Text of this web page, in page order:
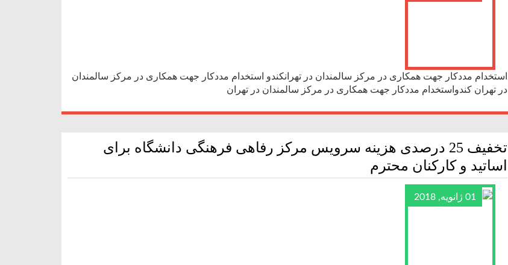
استخدام مددکار جهت همکاری در مرکز سالمندان در تهرانکندو استخدام مددکار جهت همکاری در مرکز سالمندان
در تهران کندواستخدام مددکار جهت همکاری در مرکز سالمندان در تهران
تخفیف 25 درصدی هزینه سرویس مرکز رفاهی فرهنگی دانشگاه برای
اساتید و کارکنان محترم
01 ژانویه, 2018